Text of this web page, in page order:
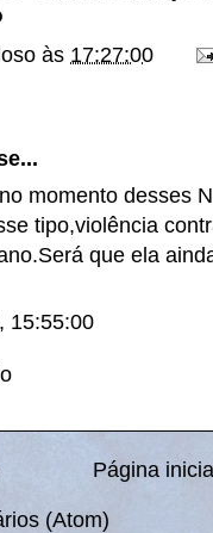
às 17:27:00
momento desses
tipo,violência
que ela
15:55:00
Página
(Atom)